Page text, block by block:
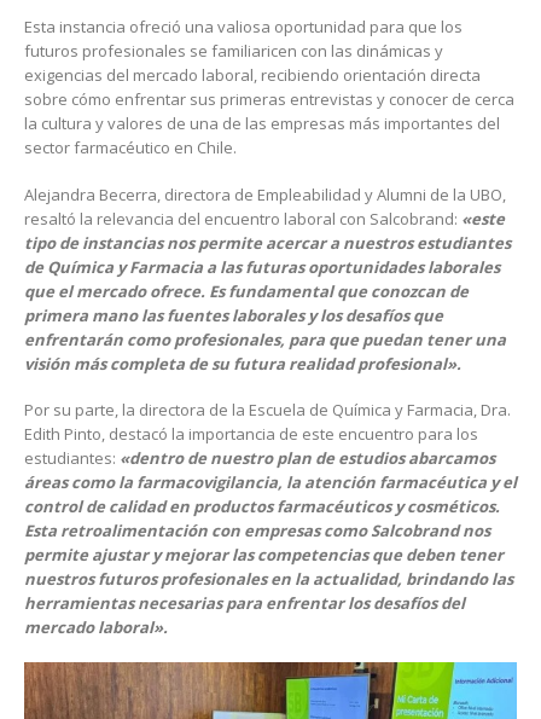
Esta instancia ofreció una valiosa oportunidad para que los
futuros profesionales se familiaricen con las dinámicas y
exigencias del mercado laboral, recibiendo orientación directa
sobre cómo enfrentar sus primeras entrevistas y conocer de cerca
la cultura y valores de una de las empresas más importantes del
sector farmacéutico en Chile.
Alejandra Becerra, directora de Empleabilidad y Alumni de la UBO,
resaltó la relevancia del encuentro laboral con Salcobrand: «este
tipo de instancias nos permite acercar a nuestros estudiantes
de Química y Farmacia a las futuras oportunidades laborales
que el mercado ofrece. Es fundamental que conozcan de
primera mano las fuentes laborales y los desafíos que
enfrentarán como profesionales, para que puedan tener una
visión más completa de su futura realidad profesional».
Por su parte, la directora de la Escuela de Química y Farmacia, Dra.
Edith Pinto, destacó la importancia de este encuentro para los
estudiantes: «dentro de nuestro plan de estudios abarcamos
áreas como la farmacovigilancia, la atención farmacéutica y el
control de calidad en productos farmacéuticos y cosméticos.
Esta retroalimentación con empresas como Salcobrand nos
permite ajustar y mejorar las competencias que deben tener
nuestros futuros profesionales en la actualidad, brindando las
herramientas necesarias para enfrentar los desafíos del
mercado laboral».